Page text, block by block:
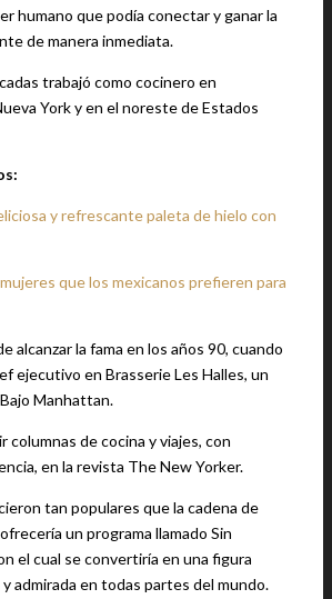
humano que podía conectar y ganar la
de manera inmediata.
trabajó como cocinero en
York y en el noreste de Estados
y refrescante paleta de hielo con
que los mexicanos prefieren para
alcanzar la fama en los años 90, cuando
ejecutivo en Brasserie Les Halles, un
Manhattan.
columnas de cocina y viajes, con
en la revista The New Yorker.
tan populares que la cadena de
un programa llamado Sin
el cual se convertiría en una figura
admirada en todas partes del mundo.